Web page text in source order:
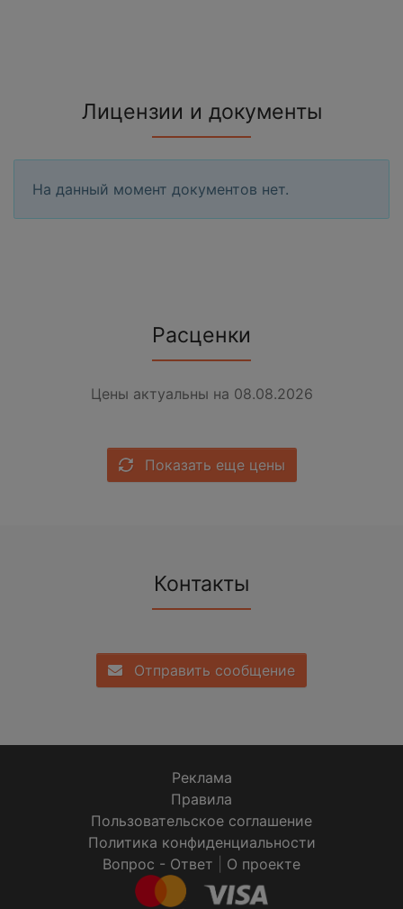
Лицензии и документы
На данный момент документов нет.
Расценки
Цены актуальны на 08.08.2026
Показать еще цены
Контакты
Отправить сообщение
Реклама
Правила
Пользовательское соглашение
Политика конфиденциальности
Вопрос - Ответ
О проекте